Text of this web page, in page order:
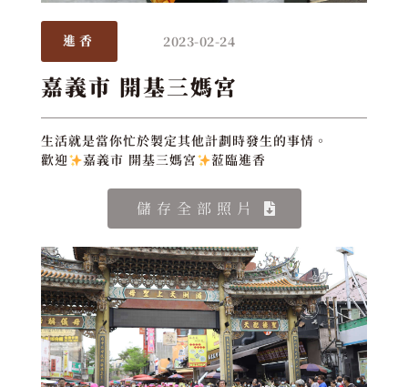
進香 2023-02-24
嘉義市 開基三媽宮
生活就是當你忙於製定其他計劃時發生的事情。
歡迎
嘉義市 開基三媽宮 蒞臨進香
儲存全部照片